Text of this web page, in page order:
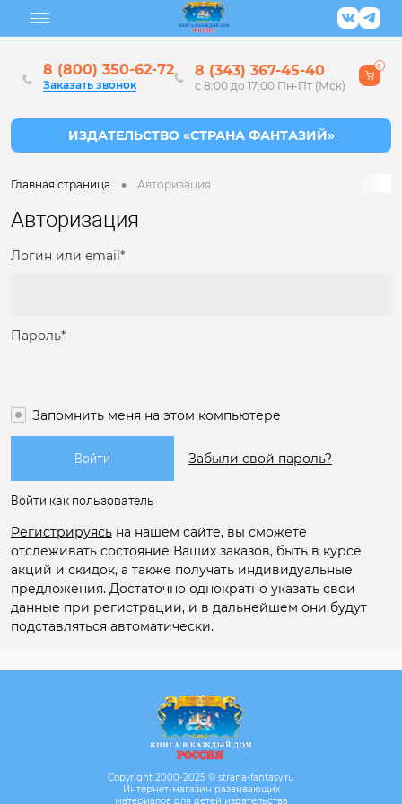
8 (800) 350-62-72
Заказать звонок
8 (343) 367-45-40
с 8:00 до 17:00 Пн-Пт (Мск)
0
Главная страница • Авторизация
Авторизация
Логин или email*
Пароль*
Запомнить меня на этом компьютере
Забыли свой пароль?
Войти как пользователь
Регистрируясь на нашем сайте, вы сможете
отслеживать состояние Ваших заказов, быть в курсе
акций и скидок, а также получать индивидуальные
предложения. Достаточно однократно указать свои
данные при регистрации, и в дальнейшем они будут
подставляться автоматически.
Copyright 2000-2025 © strana-fantasy.ru
Интернет-магазин развивающих
материалов для детей издательства